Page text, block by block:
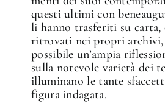
questi ultimi con
li hanno trasferiti su carta,
ritrovati nei propri archivi,
possibile un’ampia
sulla notevole varietà dei
illuminano le tante
figura indagata.